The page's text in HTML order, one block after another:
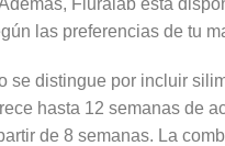
las preferencias de tu
se distingue por incluir
hasta 12 semanas de
de 8 semanas. La